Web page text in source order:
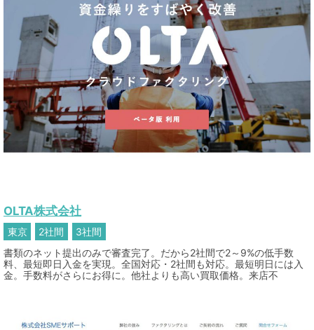
OLTA株式会社
東京 2社間
3社間
書類のネット提出のみで審査完了。だから2社間で2～9%の低手数
料、最短即日入金を実現。全国対応・2社間も対応。最短明日には入
金。手数料がさらにお得に。他社よりも高い買取価格。来店不